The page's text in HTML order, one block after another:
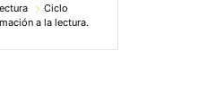
Ciclo
a la lectura.